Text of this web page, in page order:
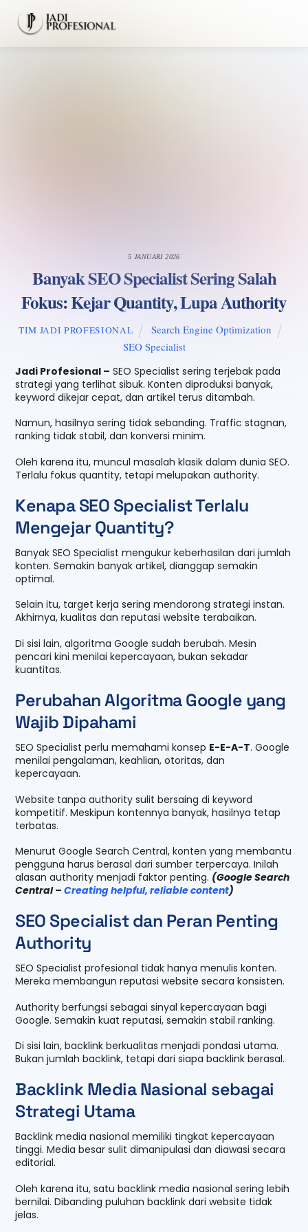
content
5 JANUARI 2026
Banyak SEO Specialist Sering Salah
Fokus: Kejar Quantity, Lupa Authority
TIM JADI PROFESIONAL
Search Engine Optimization
SEO Specialist
Jadi Profesional – SEO Specialist sering terjebak pada
strategi yang terlihat sibuk. Konten diproduksi banyak,
keyword dikejar cepat, dan artikel terus ditambah.
Namun, hasilnya sering tidak sebanding. Traffic stagnan,
ranking tidak stabil, dan konversi minim.
Oleh karena itu, muncul masalah klasik dalam dunia SEO.
Terlalu fokus quantity, tetapi melupakan authority.
Kenapa SEO Specialist Terlalu
Mengejar Quantity?
Banyak SEO Specialist mengukur keberhasilan dari jumlah
konten. Semakin banyak artikel, dianggap semakin
optimal.
Selain itu, target kerja sering mendorong strategi instan.
Akhirnya, kualitas dan reputasi website terabaikan.
Di sisi lain, algoritma Google sudah berubah. Mesin
pencari kini menilai kepercayaan, bukan sekadar
kuantitas.
Perubahan Algoritma Google yang
Wajib Dipahami
SEO Specialist perlu memahami konsep E-E-A-T. Google
menilai pengalaman, keahlian, otoritas, dan
kepercayaan.
Website tanpa authority sulit bersaing di keyword
kompetitif. Meskipun kontennya banyak, hasilnya tetap
terbatas.
Menurut Google Search Central, konten yang membantu
pengguna harus berasal dari sumber terpercaya. Inilah
alasan authority menjadi faktor penting. (Google Search
Central –Creating helpful, reliable content)
SEO Specialist dan Peran Penting
Authority
SEO Specialist profesional tidak hanya menulis konten.
Mereka membangun reputasi website secara konsisten.
Authority berfungsi sebagai sinyal kepercayaan bagi
Google. Semakin kuat reputasi, semakin stabil ranking.
Di sisi lain, backlink berkualitas menjadi pondasi utama.
Bukan jumlah backlink, tetapi dari siapa backlink berasal.
Backlink Media Nasional sebagai
Strategi Utama
Backlink media nasional memiliki tingkat kepercayaan
tinggi. Media besar sulit dimanipulasi dan diawasi secara
editorial.
Oleh karena itu, satu backlink media nasional sering lebih
bernilai. Dibanding puluhan backlink dari website tidak
jelas.